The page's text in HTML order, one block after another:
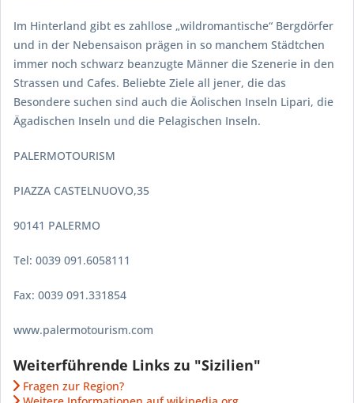
Im Hinterland gibt es zahllose „wildromantische“ Bergdörfer
und in der Nebensaison prägen in so manchem Städtchen
immer noch schwarz beanzugte Männer die Szenerie in den
Strassen und Cafes. Beliebte Ziele all jener, die das
Besondere suchen sind auch die Äolischen Inseln Lipari, die
Ägadischen Inseln und die Pelagischen Inseln.
PALERMOTOURISM
PIAZZA CASTELNUOVO,35
90141 PALERMO
Tel: 0039 091.6058111
Fax: 0039 091.331854
www.palermotourism.com
Weiterführende Links zu "Sizilien"
Fragen zur Region?